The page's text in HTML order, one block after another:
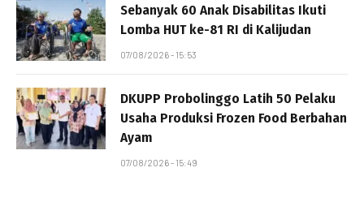
Sebanyak 60 Anak Disabilitas Ikuti
Lomba HUT ke-81 RI di Kalijudan
07/08/2026 - 15:53
DKUPP Probolinggo Latih 50 Pelaku
Usaha Produksi Frozen Food Berbahan
Ayam
07/08/2026 - 15:49